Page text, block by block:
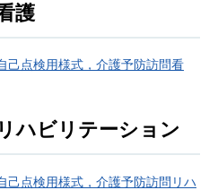
護
己点検用様式，介護予防訪問看
ハビリテーション
己点検用様式，介護予防訪問リハ